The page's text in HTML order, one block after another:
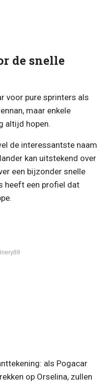
de snelle
voor pure sprinters als
maar enkele
altijd hopen.
de interessantste naam
kan uitstekend over
een bijzonder snelle
heeft een profiel dat
als Pogacar
op Orselina, zullen